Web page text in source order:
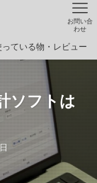
お問い合
わせ
っている物・レビュー
ソフトは